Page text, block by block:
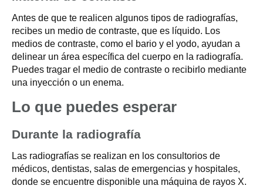
Antes de que te realicen algunos tipos de radiografías,
recibes un medio de contraste, que es líquido. Los
medios de contraste, como el bario y el yodo, ayudan a
delinear un área específica del cuerpo en la radiografía.
Puedes tragar el medio de contraste o recibirlo mediante
una inyección o un enema.
Lo que puedes esperar
Durante la radiografía
Las radiografías se realizan en los consultorios de
médicos, dentistas, salas de emergencias y hospitales,
donde se encuentre disponible una máquina de rayos X.